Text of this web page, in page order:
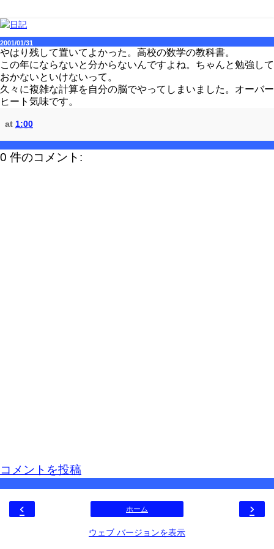
2001/01/31
やはり残して置いてよかった。高校の数学の教科書。
この年にならないと分からないんですよね。ちゃんと勉強して
おかないといけないって。
久々に複雑な計算を自分の脳でやってしまいました。オーバー
ヒート気味です。
at 1:00
0 件のコメント:
コメントを投稿
‹ ›
ホーム
ウェブ バージョンを表示